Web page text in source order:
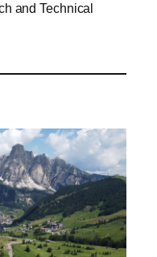
and Technical